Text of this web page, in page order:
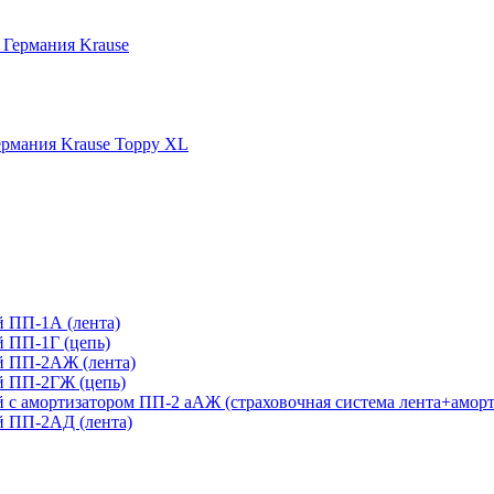
Krause
Krause Toppy XL
ПП-1А (лента)
ПП-1Г (цепь)
ПП-2АЖ (лента)
ПП-2ГЖ (цепь)
амортизатором ПП-2 аАЖ (страховочная система
ПП-2АД (лента)